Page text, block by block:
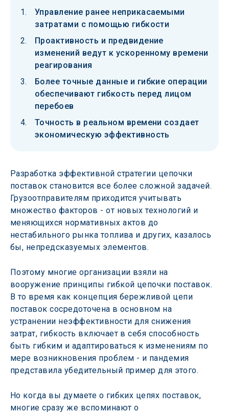
Управление ранее неприкасаемыми
затратами с помощью гибкости
Проактивность и предвидение
изменений ведут к ускоренному времени
реагирования
Более точные данные и гибкие операции
обеспечивают гибкость перед лицом
перебоев
Точность в реальном времени создает
экономическую эффективность
Разработка эффективной стратегии цепочки
поставок становится все более сложной задачей.
Грузоотправителям приходится учитывать
множество факторов - от новых технологий и
меняющихся нормативных актов до
нестабильного рынка топлива и других, казалось
бы, непредсказуемых элементов.
Поэтому многие организации взяли на
вооружение принципы гибкой цепочки поставок.
В то время как концепция бережливой цепи
поставок сосредоточена в основном на
устранении неэффективности для снижения
затрат, гибкость включает в себя способность
быть гибким и адаптироваться к изменениям по
мере возникновения проблем - и пандемия
представила убедительный пример для этого.
Но когда вы думаете о гибких цепях поставок,
многие сразу же вспоминают о